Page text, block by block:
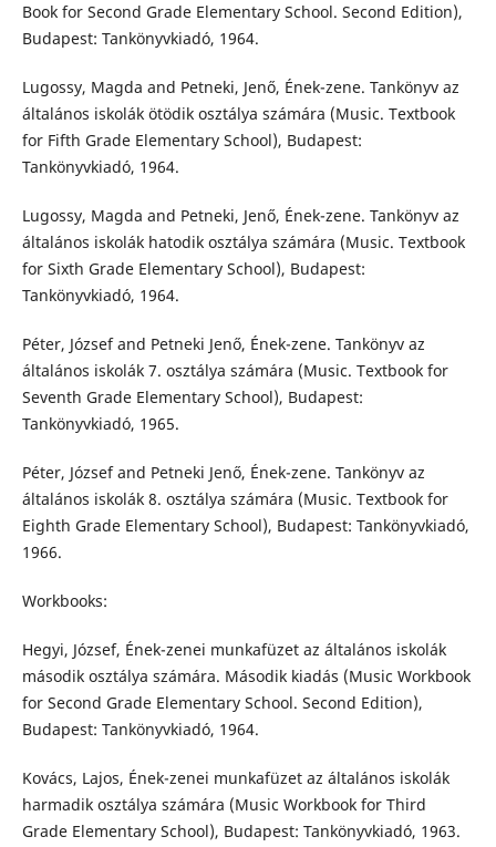
Book for Second Grade Elementary School. Second Edition),
Budapest: Tankönyvkiadó, 1964.
Lugossy, Magda and Petneki, Jenő, Ének-zene. Tankönyv az
általános iskolák ötödik osztálya számára (Music. Textbook
for Fifth Grade Elementary School), Budapest:
Tankönyvkiadó, 1964.
Lugossy, Magda and Petneki, Jenő, Ének-zene. Tankönyv az
általános iskolák hatodik osztálya számára (Music. Textbook
for Sixth Grade Elementary School), Budapest:
Tankönyvkiadó, 1964.
Péter, József and Petneki Jenő, Ének-zene. Tankönyv az
általános iskolák 7. osztálya számára (Music. Textbook for
Seventh Grade Elementary School), Budapest:
Tankönyvkiadó, 1965.
Péter, József and Petneki Jenő, Ének-zene. Tankönyv az
általános iskolák 8. osztálya számára (Music. Textbook for
Eighth Grade Elementary School), Budapest: Tankönyvkiadó,
1966.
Workbooks:
Hegyi, József, Ének-zenei munkafüzet az általános iskolák
második osztálya számára. Második kiadás (Music Workbook
for Second Grade Elementary School. Second Edition),
Budapest: Tankönyvkiadó, 1964.
Kovács, Lajos, Ének-zenei munkafüzet az általános iskolák
harmadik osztálya számára (Music Workbook for Third
Grade Elementary School), Budapest: Tankönyvkiadó, 1963.